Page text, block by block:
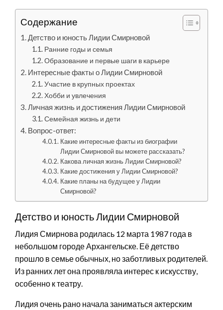
Содержание
Детство и юность Лидии Смирновой
Ранние годы и семья
Образование и первые шаги в карьере
Интересные факты о Лидии Смирновой
Участие в крупных проектах
Хобби и увлечения
Личная жизнь и достижения Лидии Смирновой
Семейная жизнь и дети
Вопрос-ответ:
Какие интересные факты из биографии
Лидии Смирновой вы можете рассказать?
Какова личная жизнь Лидии Смирновой?
Какие достижения у Лидии Смирновой?
Какие планы на будущее у Лидии
Смирновой?
Детство и юность Лидии Смирновой
Лидия Смирнова родилась 12 марта 1987 года в
небольшом городе Архангельске. Её детство
прошло в семье обычных, но заботливых родителей.
Из ранних лет она проявляла интерес к искусству,
особенно к театру.
Лидия очень рано начала заниматься актерским